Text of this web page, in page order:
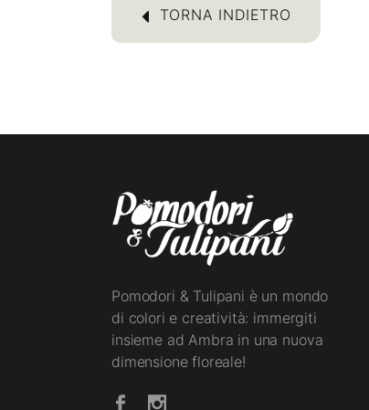
TORNA INDIETRO
Pomodori & Tulipani è un mondo
di colori e creatività: immergiti
insieme ad Ambra in una nuova
dimensione floreale!